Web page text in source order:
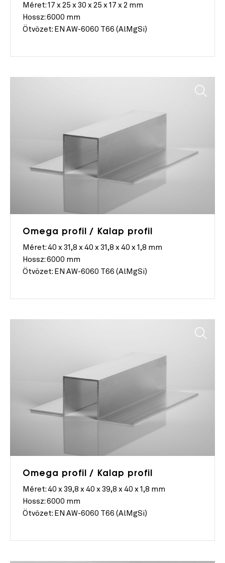
Méret: 17 x 25 x 30 x 25 x 17 x 2 mm
Hossz: 6000 mm
Ötvözet: EN AW-6060 T66 (AlMgSi)
Omega profil / Kalap profil
Méret: 40 x 31,8 x 40 x 31,8 x 40 x 1,8 mm
Hossz: 6000 mm
Ötvözet: EN AW-6060 T66 (AlMgSi)
Omega profil / Kalap profil
Méret: 40 x 39,8 x 40 x 39,8 x 40 x 1,8 mm
Hossz: 6000 mm
Ötvözet: EN AW-6060 T66 (AlMgSi)